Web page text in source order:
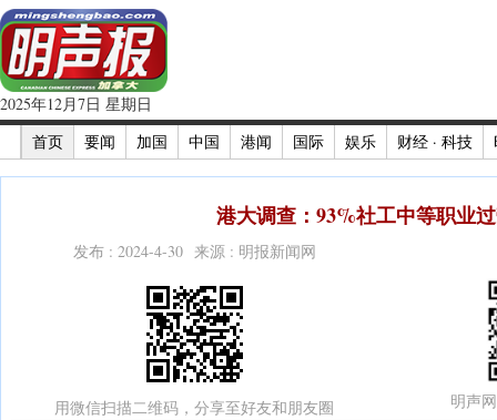
2025年12月7日 星期日
首页
要闻 加国 中国 港闻 国际 娱乐 财经 · 科技
港大调查：93%社工中等职业
发布 : 2024-4-30 来源 : 明报新闻网
用微信扫描二维码，分享至好友和朋友圈 明声